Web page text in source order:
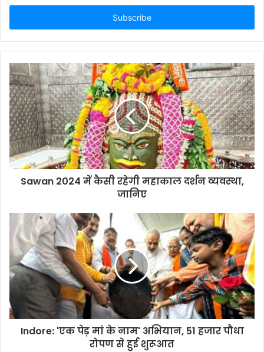
Email
Sawan 2024 में कैसी रहेगी महाकाल दर्शन व्यवस्था,
जानिए
Indore: 'एक पेड़ मां के नाम' अभियान, 51 हजार पौधा
रोपण से हुई शुरूआत